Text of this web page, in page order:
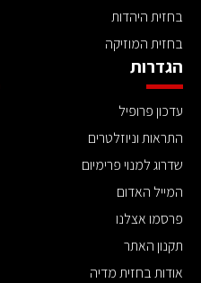
בחזית היהדות
בחזית המוזיקה
הגדרות
עדכון פרופיל
התראות וניוזלטרים
שדרוג למנוי פרימיום
המייל האדום
פרסמו אצלנו
תקנון האתר
אודות בחזית מדיה